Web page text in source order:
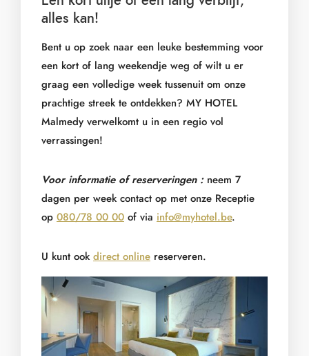
alles kan!
Bent u op zoek naar een leuke bestemming voor
een kort of lang weekendje weg of wilt u er
graag een volledige week tussenuit om onze
prachtige streek te ontdekken? MY HOTEL
Malmedy verwelkomt u in een regio vol
verrassingen!
Voor informatie of reserveringen :neem 7
dagen per week contact op met onze Receptie
op 080/78 00 00 of via info@myhotel.be.
U kunt ook direct online reserveren.